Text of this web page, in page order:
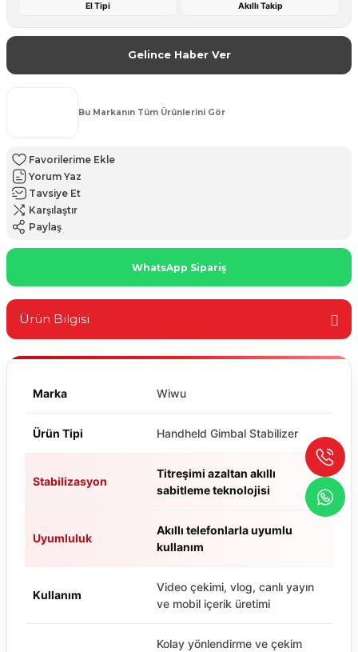
El Tipi Akıllı Takip
Gelince Haber Ver
Bu Markanın Tüm Ürünlerini Gör
Yorum Yaz
Tavsiye Et
Karşılaştır
Paylaş
WhatsApp Sipariş
Ürün Bilgisi
Marka Wiwu
Ürün Tipi Handheld Gimbal Stabilizer
Stabilizasyon
Titreşimi azaltan akıllı
sabitleme teknolojisi
Uyumluluk
Akıllı telefonlarla uyumlu
kullanım
Kullanım
Video çekimi, vlog, canlı yayın
ve mobil içerik üretimi
Kolay yönlendirme ve çekim